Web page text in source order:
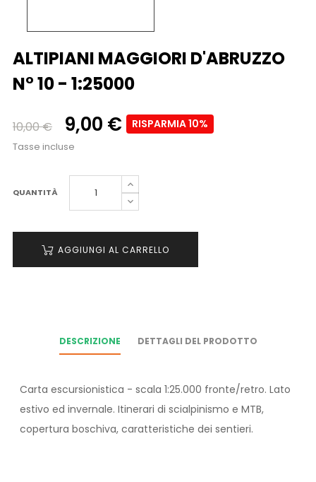
ALTIPIANI MAGGIORI D'ABRUZZO
N° 10 - 1:25000
10,00 € 9,00 € RISPARMIA 10%
Tasse incluse
QUANTITÀ
AGGIUNGI AL CARRELLO
DESCRIZIONE DETTAGLI DEL PRODOTTO
Carta escursionistica - scala 1:25.000 fronte/retro. Lato
estivo ed invernale. Itinerari di scialpinismo e MTB,
copertura boschiva, caratteristiche dei sentieri.